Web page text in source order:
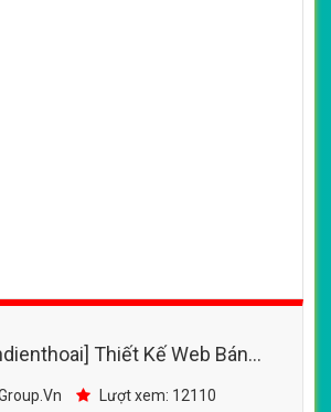
Thiết Kế Web Bán
Thoại Tài đẹp SEO tốt
Lượt xem: 12110